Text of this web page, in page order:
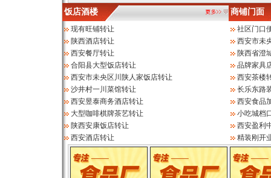
饭店酒楼 商铺门面
现有旺铺转让
陕西酒店转让
西安餐厅转让
合阳县大型饭店转让
西安市未央区川陕人家饭店转让
沙井村一川菜馆转让
西安昱泰商务酒店转让
大型咖啡棋牌茶艺转让
陕西安康饭店转让
西安酒店转让
社区门口
西安市未
陕西省澄
品牌家具
西安茶楼
长乐东路
西安食品
小吃城档
西安盈利
精装刚开